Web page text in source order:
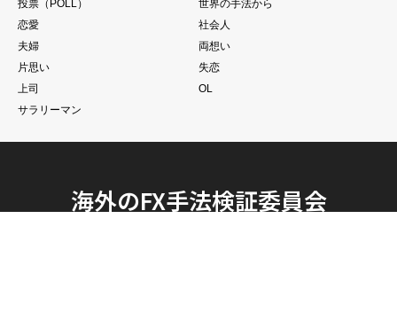
カテゴリー
おすすめ
Trading View
ポイ活
ペット
ベース弾いてみた
口座開設